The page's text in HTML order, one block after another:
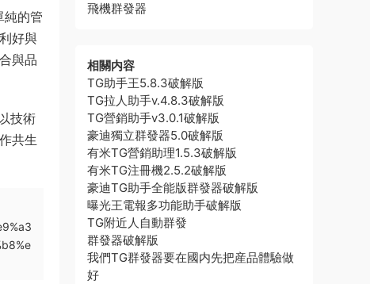
純的管
好與
與品
技術
共生
飛機群發器
相關内容
TG助手王5.8.3破解版
TG拉人助手v.4.8.3破解版
TG營銷助手v3.0.1破解版
豪迪獨立群發器5.0破解版
有米TG營銷助理1.5.3破解版
有米TG注冊機2.5.2破解版
豪迪TG助手全能版群發器破解版
曝光王電報多功能助手破解版
TG附近人自動群發
群發器破解版
我們TG群發器要在國内先把産品體驗做
好